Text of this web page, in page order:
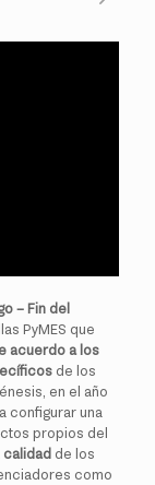
– Fin del
PyMES que
acuerdo a los
de los
en el año
configurar una
propios del
calidad de los
como